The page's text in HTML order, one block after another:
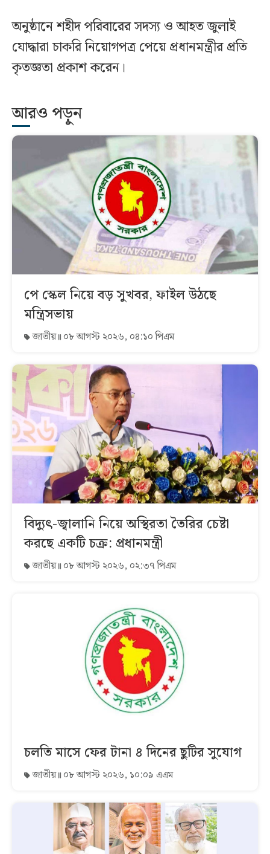
অনুষ্ঠানে শহীদ পরিবারের সদস্য ও আহত জুলাই
যোদ্ধারা চাকরি নিয়োগপত্র পেয়ে প্রধানমন্ত্রীর প্রতি
কৃতজ্ঞতা প্রকাশ করেন।
আরও পড়ুন
পে স্কেল নিয়ে বড় সুখবর, ফাইল উঠছে
মন্ত্রিসভায়
জাতীয় ০৮ আগস্ট ২০২৬, ০৪:১০ পিএম
বিদ্যুৎ-জ্বালানি নিয়ে অস্থিরতা তৈরির চেষ্টা
করছে একটি চক্র: প্রধানমন্ত্রী
জাতীয় ০৮ আগস্ট ২০২৬, ০২:৩৭ পিএম
চলতি মাসে ফের টানা ৪ দিনের ছুটির সুযোগ
জাতীয় ০৮ আগস্ট ২০২৬, ১০:০৯ এএম